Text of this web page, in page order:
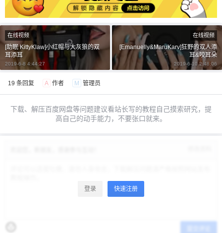
给undefined打赏
2 元 元 10 元
20 50 自定义
付费内容
立刻支付
在线视频
[助眠 KittyKlaw]小红帽与大灰狼的双
耳添耳
2019-6-8 4:44:27
在线视频
[Emanuelly&MaruKarv]狂野的双人添
耳&咬耳朵
2019-6-10 2:48:06
19 条回复 A 作者 M 管理员
下载、解压百度网盘等问题建议看站长写的教程自己摸索研究，提
高自己的动手能力，不要张口就来。
登录 快速注册
6位以上